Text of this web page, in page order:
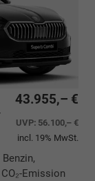
43.955,– €
UVP: 56.100,– €
incl. 19% MwSt.
Emission